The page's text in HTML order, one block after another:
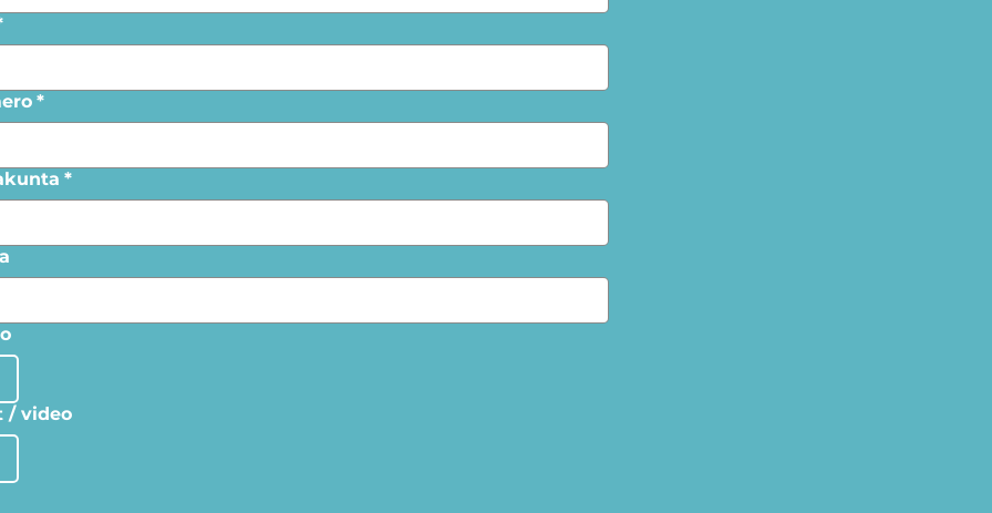
*
*
/ video